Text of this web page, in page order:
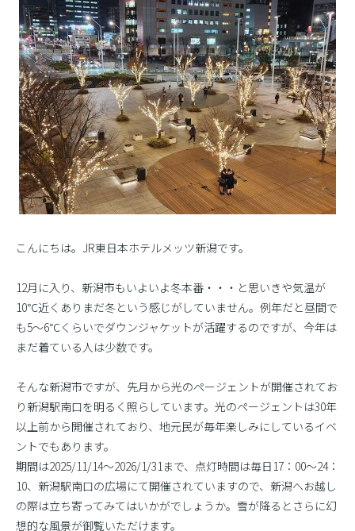
こんにちは。JR東日本ホテルメッツ新潟です。
12月に入り、新潟市もいよいよ冬本番・・・と思いきや気温が
10℃近くありまだ冬という感じがしていません。例年だと昼間で
も5〜6℃くらいでダウンジャケットが活躍するのですが、今年は
まだ着ている人は少数です。
そんな新潟市ですが、先月から光のページェントが開催されてお
り新潟駅南口を明るく照らしています。光のページェントは30年
以上前から開催されており、地元民が毎年楽しみにしているイベ
ントでもあります。
期間は2025/11/14〜2026/1/31まで、点灯時間は毎日17：00〜24：
10、新潟駅南口の広場にて開催されていますので、新潟へお越し
の際は立ち寄ってみてはいかがでしょうか。雪が降るとさらに幻
想的な風景が御覧いただけます。